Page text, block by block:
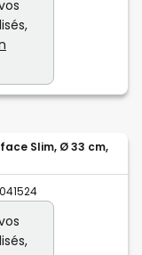
Slim, Ø 33 cm,